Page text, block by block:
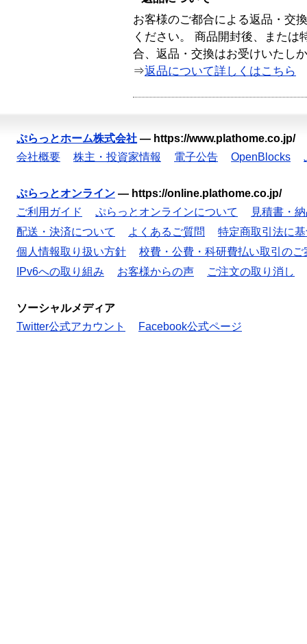
お客様のご都合による返品・交
ください。 商品開封後、または
合、返品・交換はお受けいたし
⇒返品について詳しくはこちら
ぷらっとホーム株式会社 — https://www.plathome.co.jp/
会社概要
株主・投資家情報 電子公告 OpenBlocks
ぷらっとオンライン — https://online.plathome.co.jp/
ご利用ガイド
ぷらっとオンラインについて
見積書・
配送・決済について
よくあるご質問
特定商取引法に
個人情報取り扱い方針
校費・公費・科研費払い取引のご
IPv6への取り組み
お客様からの声 ご注文の取り消し
ソーシャルメディア
Twitter公式アカウント
Facebook公式ページ